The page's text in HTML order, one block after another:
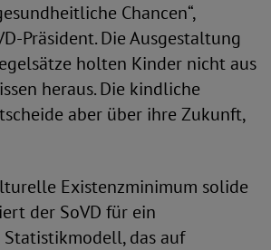
Chancen“,
Präsident. Die Ausgestaltung
holten Kinder nicht aus
heraus. Die kindliche
aber über ihre Zukunft,
Existenzminimum solide
der SoVD für ein
das auf